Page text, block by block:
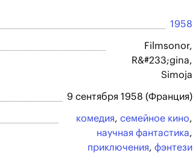
1958
Filmsonor,
R&#233;gina,
Simoja
9 сентября 1958 (Франция)
комедия, семейное кино,
научная фантастика,
приключения, фэнтези